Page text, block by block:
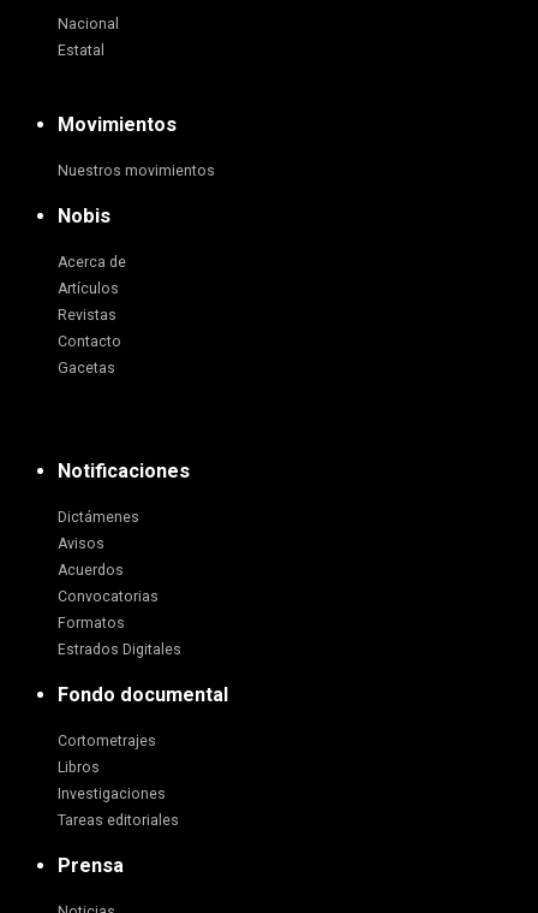
Nacional
Estatal
Movimientos
Nuestros movimientos
Nobis
Acerca de
Artículos
Revistas
Contacto
Gacetas
Notificaciones
Dictámenes
Avisos
Acuerdos
Convocatorias
Formatos
Estrados Digitales
Fondo documental
Cortometrajes
Libros
Investigaciones
Tareas editoriales
Prensa